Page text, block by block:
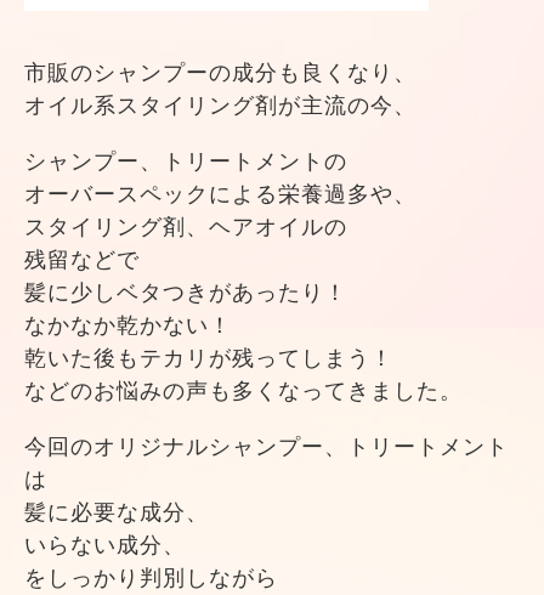
市販のシャンプーの成分も良くなり、
オイル系スタイリング剤が主流の今、
シャンプー、トリートメントの
オーバースペックによる栄養過多や、
スタイリング剤、ヘアオイルの
残留などで
髪に少しベタつきがあったり！
なかなか乾かない！
乾いた後もテカリが残ってしまう！
などのお悩みの声も多くなってきました。
今回のオリジナルシャンプー、トリートメント
は
髪に必要な成分、
いらない成分、
をしっかり判別しながら